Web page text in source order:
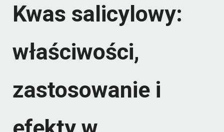
Kwas salicylowy:
właściwości,
zastosowanie i